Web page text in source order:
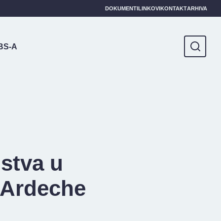
DOKUMENTILINKOVIKONTAKTARHIVA
A
u